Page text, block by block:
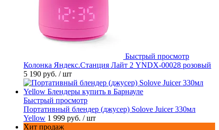
Быстрый просмотр
Колонка Яндекс.Станция Лайт 2 YNDX-00028 розовый
5 190 руб. / шт
Быстрый просмотр
Портативный блендер (джусер) Solove Juicer 330мл
Yellow 1 999 руб. / шт
Хит продаж